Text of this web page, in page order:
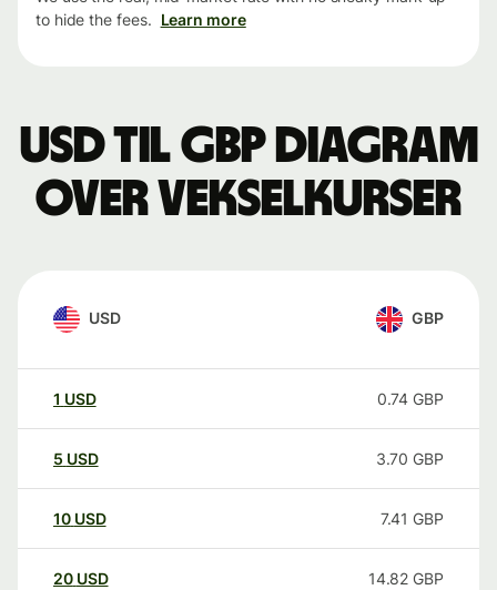
to hide the fees. Learn more
USD til GBP Diagram
over vekselkurser
USD GBP
1 USD 0.74 GBP
5 USD 3.70 GBP
10 USD 7.41 GBP
20 USD 14.82 GBP